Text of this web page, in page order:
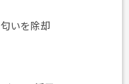
いを除却